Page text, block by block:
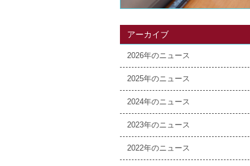
アーカイブ
2026
2025
2024
2023
2022